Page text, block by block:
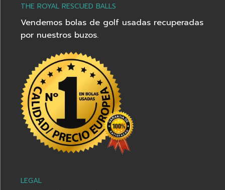
THE ROYAL RESCUED BALLS
Vendemos bolas de golf usadas recuperadas
por nuestros buzos.
LEGAL